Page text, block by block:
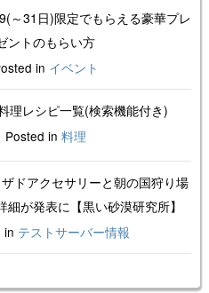
～31日)限定でもらえる豪華プレ
ントのもらい方
in イベント
理レシピ一覧(検索機能付き)
Posted in 料理
ザドアクセサリーと朝の国狩り場
細が発表に【黒い砂漠研究所】
in テストサーバー情報